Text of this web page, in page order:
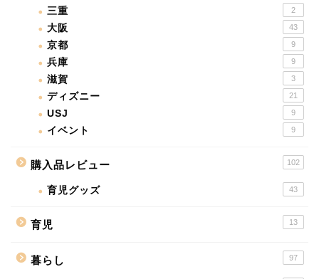
三重 2
大阪 43
京都 9
兵庫 9
滋賀 3
ディズニー 21
USJ 9
イベント 9
購入品レビュー 102
育児グッズ 43
育児 13
暮らし 97